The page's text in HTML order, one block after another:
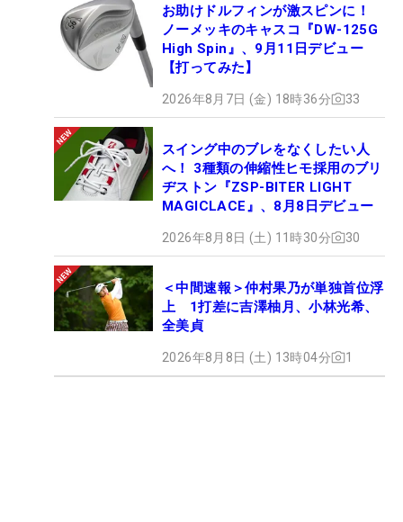
お助けドルフィンが激スピンに！
ノーメッキのキャスコ『DW-125G
High Spin』、9月11日デビュー
【打ってみた】
2026年8月7日 (金) 18時36分 33
スイング中のブレをなくしたい人
へ！ 3種類の伸縮性ヒモ採用のブリ
ヂストン『ZSP-BITER LIGHT
MAGICLACE』、8月8日デビュー
2026年8月8日 (土) 11時30分 30
＜中間速報＞仲村果乃が単独首位浮
上 1打差に吉澤柚月、小林光希、
全美貞
2026年8月8日 (土) 13時04分 1